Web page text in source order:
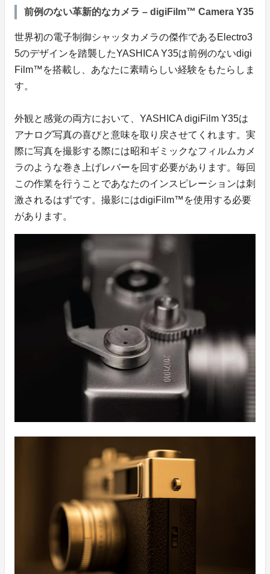
前例のない革新的なカメラ – digiFilm™ Camera Y35
世界初の電子制御シャッタカメラの傑作であるElectro3
5のデザインを踏襲したYASHICA Y35は前例のないdigi
Film™️を搭載し、あなたに素晴らしい経験をもたらしま
す。
外観と感覚の両方において、YASHICA digiFilm Y35は
アナログ写真の喜びと意味を取り戻させてくれます。実
際に写真を撮影する際には昭和ギミックなフィルムカメ
ラのような巻き上げレバーを回す必要があります。毎回
この作業を行うことであなたのインスピレーションは刺
激されるはずです。撮影にはdigiFilm™️を使用する必要
があります。